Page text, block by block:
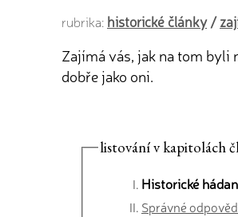
rubrika: historické články/
Zajímá vás, jak na tom byli
dobře jako oni.
listování v kapitolách
Historické
Správné